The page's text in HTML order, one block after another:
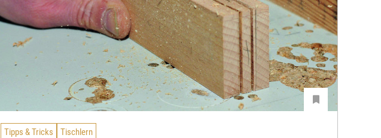
Tipps & Tricks Tischlern